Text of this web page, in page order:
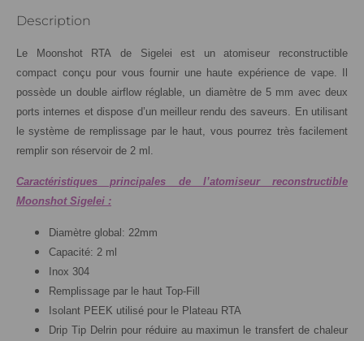
Description
Le Moonshot RTA de Sigelei est un atomiseur reconstructible
compact conçu pour vous fournir une haute expérience de vape. Il
possède un double airflow réglable, un diamètre de 5 mm avec deux
ports internes et dispose d’un meilleur rendu des saveurs. En utilisant
le système de remplissage par le haut, vous pourrez très facilement
remplir son réservoir de 2 ml.
Caractéristiques principales de l’atomiseur reconstructible
Moonshot Sigelei :
Diamètre global: 22mm
Capacité: 2 ml
Inox 304
Remplissage par le haut Top-Fill
Isolant PEEK utilisé pour le Plateau RTA
Drip Tip Delrin pour réduire au maximun le transfert de chaleur